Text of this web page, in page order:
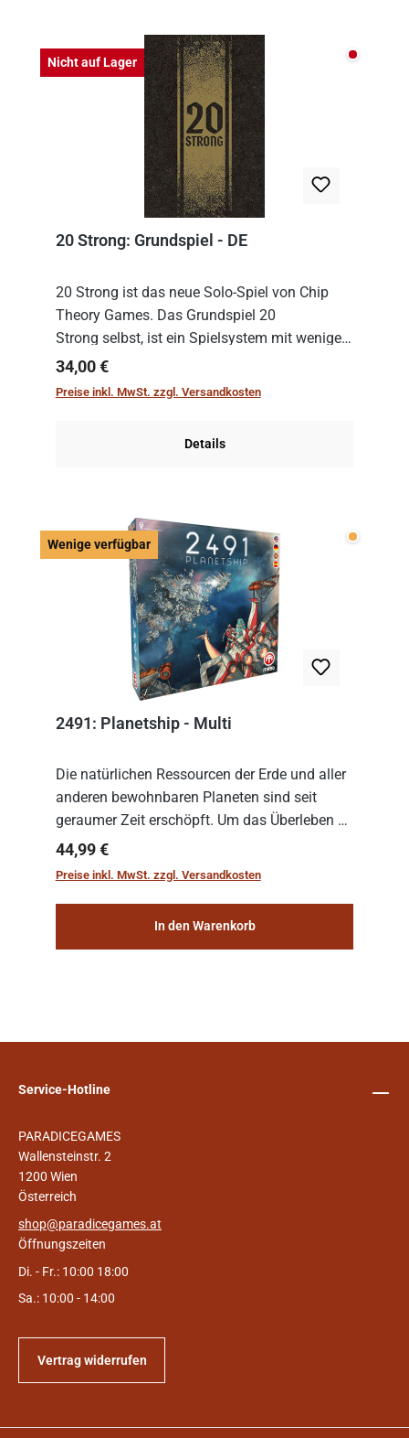
Nicht auf Lager Nicht
20 Strong: Grundspiel - DE
20 Strong ist das neue Solo-Spiel von Chip
Theory Games. Das Grundspiel 20
Strong selbst, ist ein Spielsystem mit wenigen,
einfachen Regeln. Um es zu spielen, muss es
immer mit einem Themenset ergänzt werden.
Regulärer Preis:
34,00 €
Preise inkl. MwSt. zzgl. Versandkosten
Details
Wenige verfügbar Wenige
2491: Planetship - Multi
Die natürlichen Ressourcen der Erde und aller
anderen bewohnbaren Planeten sind seit
geraumer Zeit erschöpft. Um das Überleben zu
sichern, wurden die sogenannten
„Weltenschiffe“ gebaut. Auf diesen
Regulärer Preis:
44,99 €
Preise inkl. MwSt. zzgl. Versandkosten
In den Warenkorb
Service-Hotline
PARADICEGAMES
Wallensteinstr. 2
1200 Wien
Österreich
shop@paradicegames.at
Öffnungszeiten
Di. - Fr.: 10:00 18:00
Sa.: 10:00 - 14:00
Vertrag widerrufen